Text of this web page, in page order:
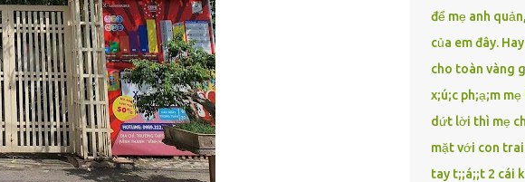
để mẹ anh
của em đây.
cho toàn vàng
x;ú;c ph;ạ;m
dứt lời thì mẹ
mặt với con
tay t;;á;;t 2 cái